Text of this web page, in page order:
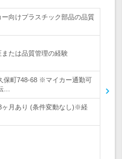
向けプラスチック部品の品質
たは品質管理の経験
保町748-68 ※マイカー通勤可
…
ヶ月あり (条件変動なし)※経